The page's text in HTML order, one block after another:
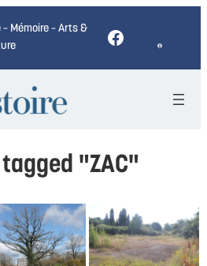
Mémoire – Arts &
Facebook
"ZAC"